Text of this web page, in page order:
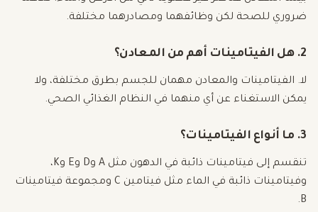
ضروري للصحة لكن وظائفهما ومصادرهما مختلفة.
2. هل الفيتامينات أهم من المعادن؟
لا. الفيتامينات والمعادن مهمان للجسم بطرق مختلفة، ولا
يمكن الاستغناء عن أي منهما في النظام الغذائي الصحي.
3. ما أنواع الفيتامينات؟
تنقسم إلى فيتامينات ذائبة في الدهون مثل A وD وE وK،
وفيتامينات ذائبة في الماء مثل فيتامين C ومجموعة فيتامينات
B.